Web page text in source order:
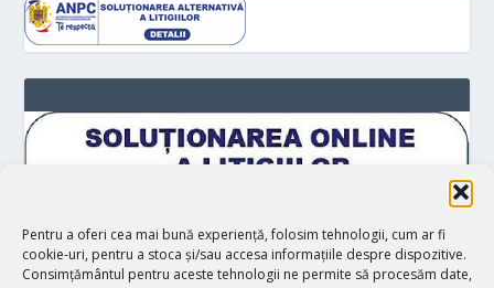
Pentru a oferi cea mai bună experiență, folosim tehnologii, cum ar fi
cookie-uri, pentru a stoca și/sau accesa informațiile despre dispozitive.
Consimțământul pentru aceste tehnologii ne permite să procesăm date,